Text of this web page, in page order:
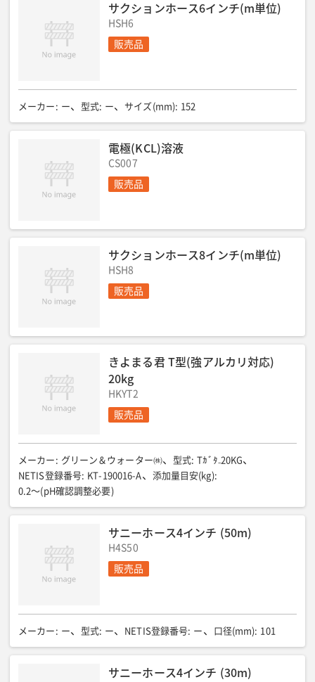
サクションホース6インチ(m単位)
HSH6
販売品
メーカー : ー 型式: ー サイズ(mm): 152
電極(KCL)溶液
CS007
販売品
サクションホース8インチ(m単位)
HSH8
販売品
きよまる君 T型(強アルカリ対応)
20kg
HKYT2
販売品
メーカー : グリーン＆ウォーター㈱ 型式: Tｶﾞﾀ₋20KG
NETIS登録番号: KT-190016-A 添加量目安(kg):
0.2〜(pH確認調整必要)
サニーホース4インチ (50m)
H4S50
販売品
メーカー : ー 型式: ー NETIS登録番号: ー 口径(mm): 101
サニーホース4インチ (30m)